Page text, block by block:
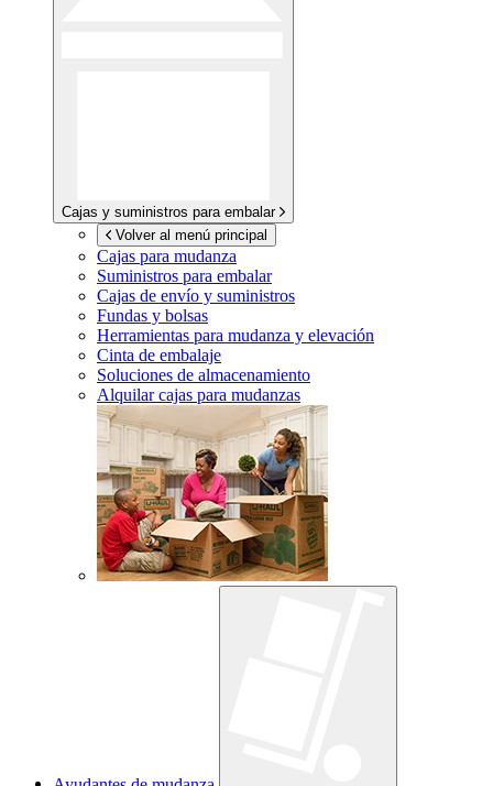
Cajas y suministros para embalar
Volver al menú principal
Cajas para mudanza
Suministros para embalar
Cajas de envío y suministros
Fundas y bolsas
Herramientas para mudanza y elevación
Cinta de embalaje
Soluciones de almacenamiento
Alquilar cajas para mudanzas